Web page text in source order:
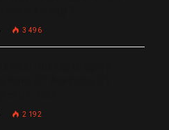
3 496
2 192